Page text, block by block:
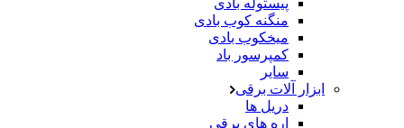
پیستوله بادی
منگنه کوب بادی
میخکوب بادی
کمپرسور باد
سایر
ابزار آلات برقی
دریل ها
اره های برقی